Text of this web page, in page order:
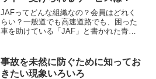
JAFってどんな組織なの？会員はどれく
らい？一般道でも高速道路でも、困った
車を助けている「JAF」と書かれた青い
車に乗ることが多い方にとっては心強い
味方になっています...
事故を未然に防ぐために知ってお
きたい現象いろいろ